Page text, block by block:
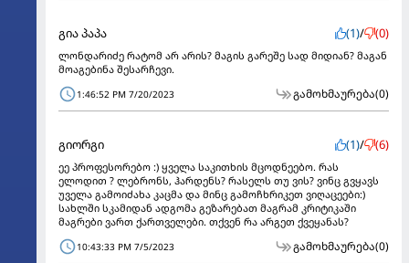
გია პაპა (1)/ (0)
ლონდარიძე რატომ არ არის? მაგის გარეშე სად მიდიან? მაგან
მოაგებინა შესარჩევი.
1:46:52 PM 7/20/2023 გამოხმაურება(0)
გიორგი (1)/ (6)
ეე პროფესორებო :) ყველა საკითხის მცოდნეებო. რას
ელოდით ? ლებრონს, ჰარდენს? რასელს თუ ვის? ვინც გვყავს
უველა გამოიძახა კაცმა და მინც გამოჩხრიკეთ ვიღაცეები:)
სახლში სკამიდან ადგომა გეზარებათ მაგრამ კრიტიკაში
მაგრები ვართ ქართველები. თქვენ რა არგეთ ქვეყანას?
10:43:33 PM 7/5/2023 გამოხმაურება(0)